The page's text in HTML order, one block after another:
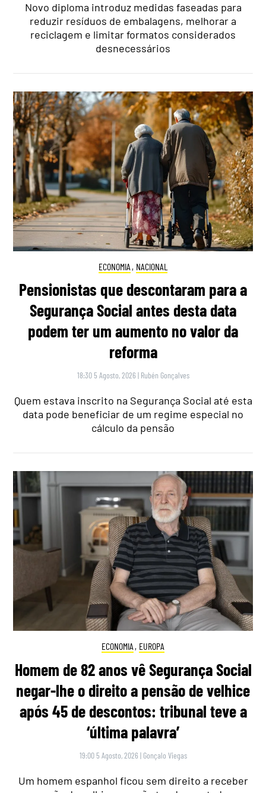
Novo diploma introduz medidas faseadas para
reduzir resíduos de embalagens, melhorar a
reciclagem e limitar formatos considerados
desnecessários
ECONOMIA , NACIONAL
Pensionistas que descontaram para a
Segurança Social antes desta data
podem ter um aumento no valor da
reforma
18:30 5 Agosto, 2026 | Rubén Gonçalves
Quem estava inscrito na Segurança Social até esta
data pode beneficiar de um regime especial no
cálculo da pensão
ECONOMIA , EUROPA
Homem de 82 anos vê Segurança Social
negar-lhe o direito a pensão de velhice
após 45 de descontos: tribunal teve a
‘última palavra’
19:00 5 Agosto, 2026 | Gonçalo Viegas
Um homem espanhol ficou sem direito a receber